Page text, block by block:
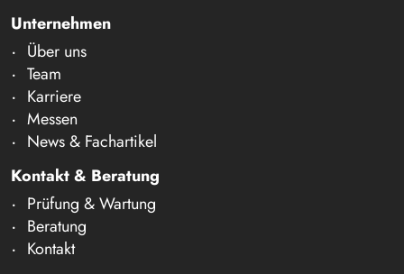
Unternehmen
Über uns
Team
Karriere
Messen
News & Fachartikel
Kontakt & Beratung
Prüfung & Wartung
Beratung
Kontakt